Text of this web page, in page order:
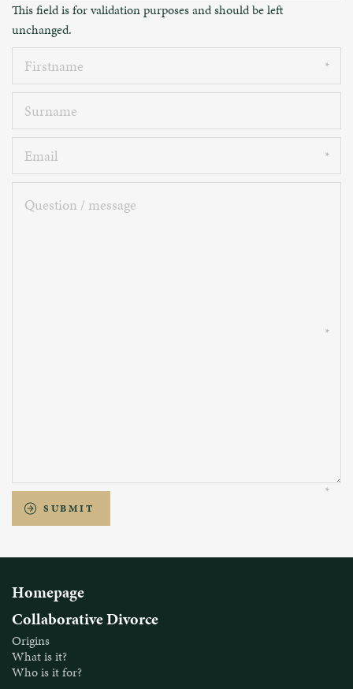
This field is for validation purposes and should be left
unchanged.
Firstname
Surname
Email
Question
SUBMIT
Homepage
Collaborative Divorce
Origins
What is it?
Who is it for?